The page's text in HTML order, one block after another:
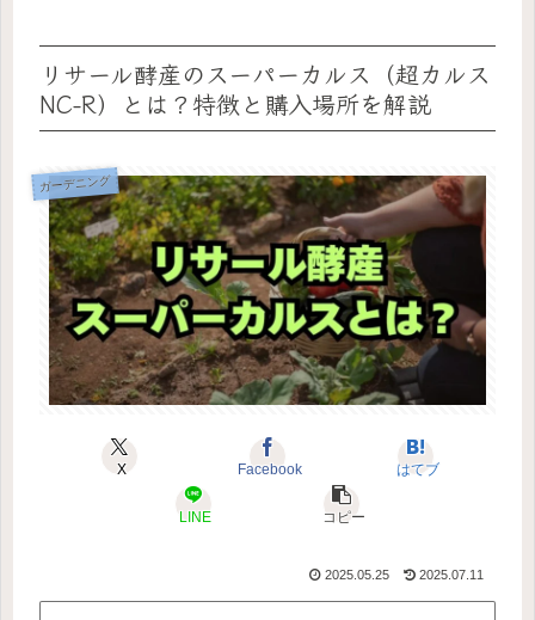
リサール酵産のスーパーカルス（超カルス
NC-R）とは？特徴と購入場所を解説
ガーデニング
X Facebook はてブ
LINE コピー
2025.05.25 2025.07.11